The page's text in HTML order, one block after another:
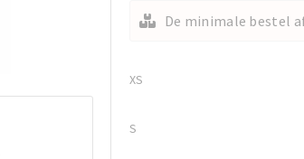
De minimale bestel
XS
S